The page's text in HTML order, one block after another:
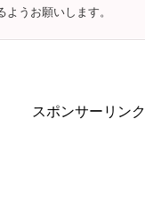
ようお願いします。
スポンサーリンク